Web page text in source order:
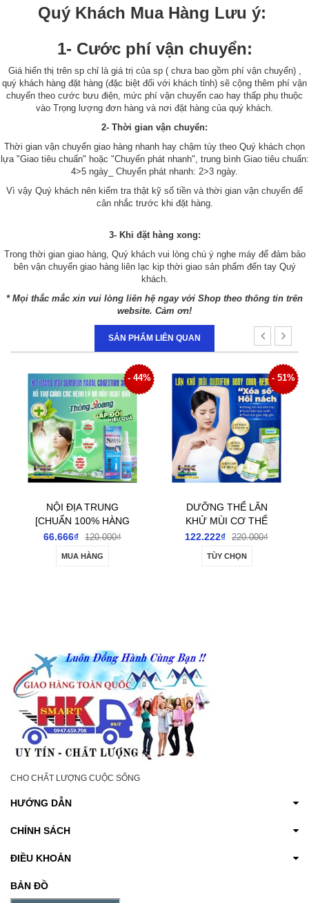
Quý Khách Mua Hàng Lưu ý:
1- Cước phí vận chuyển:
Giá hiển thị trên sp chỉ là giá trị của sp ( chưa bao gồm phí vận chuyển) ,
quý khách hàng đặt hàng (đặc biệt đối với khách tỉnh) sẽ cộng thêm phí vận
chuyển theo cước bưu điện, mức phí vận chuyển cao hay thấp phụ thuộc
vào Trọng lượng đơn hàng và nơi đặt hàng của quý khách.
2- Thời gian vận chuyển:
Thời gian vận chuyển giao hàng nhanh hay chậm tùy theo Quý khách chọn
lựa "Giao tiêu chuẩn" hoặc "Chuyển phát nhanh", trung bình Giao tiêu chuẩn:
4>5 ngày_ Chuyển phát nhanh: 2>3 ngày.
Vì vậy Quý khách nên kiểm tra thật kỹ số tiền và thời gian vận chuyển để
cân nhắc trước khi đặt hàng.
3- Khi đặt hàng xong:
Trong thời gian giao hàng, Quý khách vui lòng chú ý nghe máy để đảm bảo
bên vận chuyển giao hàng liên lạc kịp thời giao sản phẩm đến tay Quý
khách.
* Mọi thắc mắc xin vui lòng liên hệ ngay với Shop theo thông tin trên
website. Cảm ơn!
SẢN PHẨM LIÊN QUAN
- 44% - 51%
DƯỠNG THỂ LĂN
KHỬ MÙI CƠ THỂ
SUMIFUN BODY
ROLL-ON 60ML-
122.222₫ 220.000₫
TÙY CHỌN
-
DƯỠNG THỂ TOÀN
THÂN SUMIFUN
INTIMATE
20GR- DƯỠNG ẨM,
144.444₫ 220.000₫
MUA HÀNG
CHO CHẤT LƯỢNG CUỘC SỐNG
HƯỚNG DẪN
CHÍNH SÁCH
ĐIỀU KHOẢN
BẢN ĐỒ